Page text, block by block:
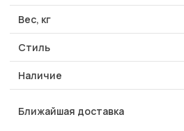
Вес, кг
Стиль
Наличие
Ближайшая доставка